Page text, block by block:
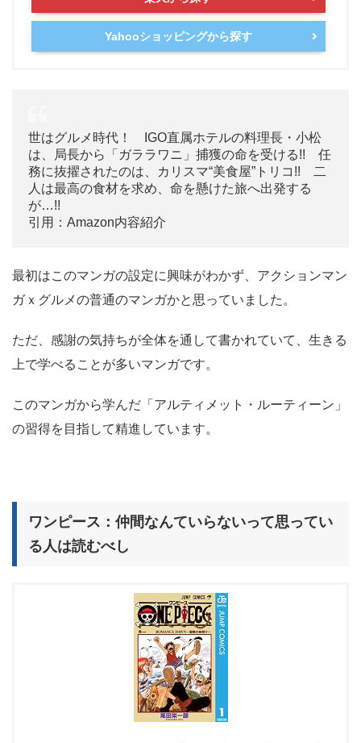
Yahooショッピングから探す
世はグルメ時代！ IGO直属ホテルの料理長・小松
は、局長から「ガララワニ」捕獲の命を受ける!! 任
務に抜擢されたのは、カリスマ“美食屋”トリコ!! 二
人は最高の食材を求め、命を懸けた旅へ出発する
が…!!
引用：Amazon内容紹介
最初はこのマンガの設定に興味がわかず、アクションマン
ガｘグルメの普通のマンガかと思っていました。
ただ、感謝の気持ちが全体を通して書かれていて、生きる
上で学べることが多いマンガです。
このマンガから学んだ「アルティメット・ルーティーン」
の習得を目指して精進しています。
ワンピース：仲間なんていらないって思ってい
る人は読むべし